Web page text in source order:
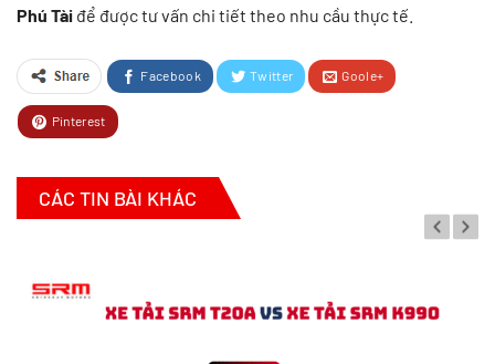
Phú Tài để được tư vấn chi tiết theo nhu cầu thực tế.
Facebook Twitter Goole+
Pinterest
CÁC TIN BÀI KHÁC